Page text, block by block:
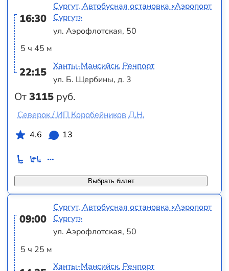
16:30
5 ч 45 м
22:15
От3115 руб.
Сургут, Автобусная остановка «Аэропорт
Сургут»
ул. Аэрофлотская, 50
Ханты-Мансийск, Речпорт
ул. Б. Щербины, д. 3
Выбрать билет
Северок / ИП Коробейников Д.Н.
4.6
13
09:00
5 ч 25 м
Сургут, Автобусная остановка «Аэропорт
Сургут»
ул. Аэрофлотская, 50
Ханты-Мансийск, Речпорт